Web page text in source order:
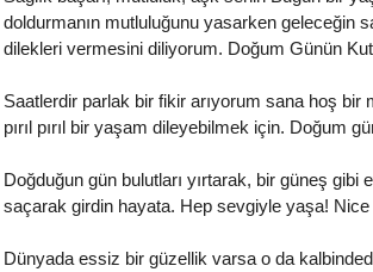
doldurmanın mutluluğunu yasarken geleceğin
dilekleri vermesini diliyorum. Doğum Günün
Saatlerdir parlak bir fikir arıyorum sana hoş bir
pırıl pırıl bir yaşam dileyebilmek için. Doğum
Doğduğun gün bulutları yırtarak, bir güneş gibi
saçarak girdin hayata. Hep sevgiyle yaşa! Nice
Dünyada essiz bir güzellik varsa o da